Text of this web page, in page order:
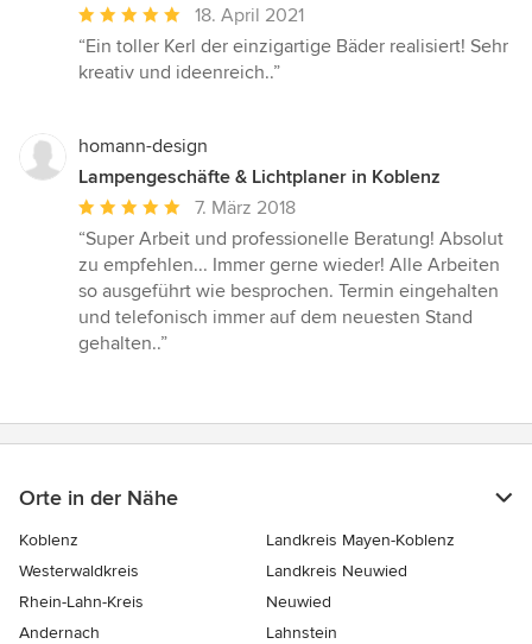
Durchschnittliche
Bewertung:
5
Sternen
18. April 2021
“Ein toller Kerl der einzigartige Bäder realisiert! Sehr
kreativ und ideenreich..”
homann-design
Lampengeschäfte & Lichtplaner in Koblenz
Durchschnittliche
Bewertung:
5
von
5
Sternen
7. März 2018
“Super Arbeit und professionelle Beratung! Absolut
zu empfehlen... Immer gerne wieder! Alle Arbeiten
so ausgeführt wie besprochen. Termin eingehalten
und telefonisch immer auf dem neuesten Stand
gehalten..”
Orte in der Nähe
Koblenz
Landkreis Mayen-Koblenz
Westerwaldkreis
Landkreis Neuwied
Rhein-Lahn-Kreis
Neuwied
Andernach
Lahnstein